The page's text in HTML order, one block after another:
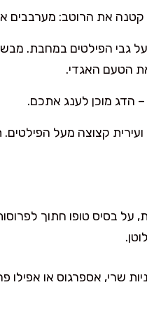
את הרוטב: מערבבים
הטעם האגדי.
הדג מוכן לענג אתכם.
קצוצה מעל
על בסיס טופו חתוך
שרי, אספרגוס או